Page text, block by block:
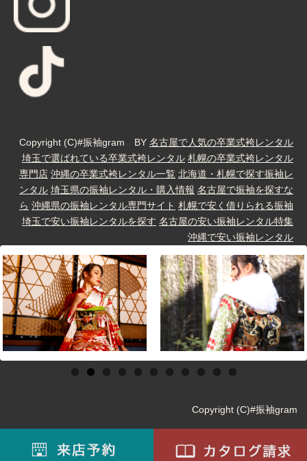
Copyright (C)#振袖gram BY 名古屋で人気の卒業式袴レンタル
埼玉で選ばれている卒業式袴レンタル 札幌の卒業式袴レンタル
専門店 沖縄の卒業式袴レンタル一覧 北海道・札幌で探す振袖レ
ンタル 埼玉県の振袖レンタル・購入情報 名古屋で振袖を探すな
ら 沖縄県の振袖レンタル専門サイト 札幌で安く借りられる振袖
埼玉で安い振袖レンタルを探す 名古屋の安い振袖レンタル特集
沖縄で安い振袖レンタル
Copyright (C)#振袖gram